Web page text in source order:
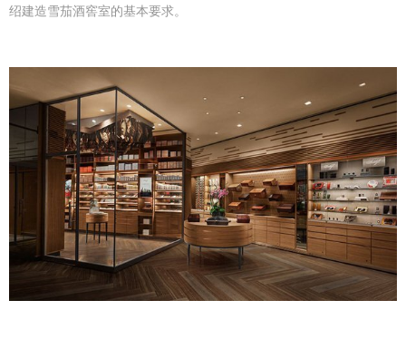
绍建造雪茄酒窖室的基本要求。